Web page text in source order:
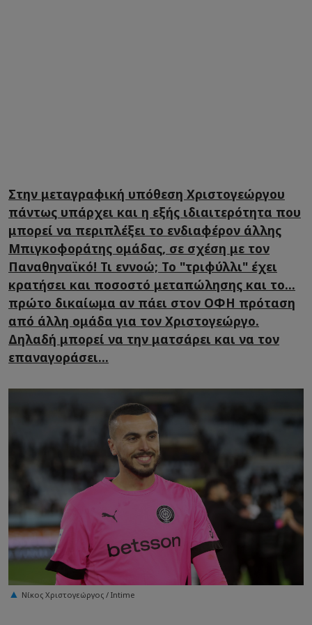
Στην μεταγραφική υπόθεση Χριστογεώργου
πάντως υπάρχει και η εξής ιδιαιτερότητα που
μπορεί να περιπλέξει το ενδιαφέρον άλλης
Μπιγκοφοράτης ομάδας, σε σχέση με τον
Παναθηναϊκό! Τι εννοώ; Το "τριφύλλι" έχει
κρατήσει και ποσοστό μεταπώλησης και το...
πρώτο δικαίωμα αν πάει στον ΟΦΗ πρόταση
από άλλη ομάδα για τον Χριστογεώργο.
Δηλαδή μπορεί να την ματσάρει και να τον
επαναγοράσει...
Νίκος Χριστογεώργος / Intime